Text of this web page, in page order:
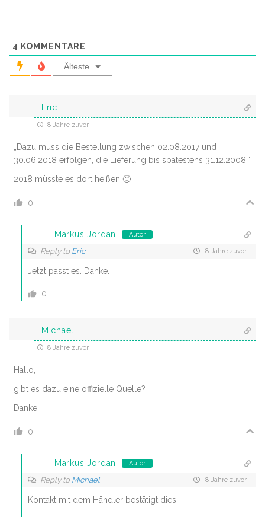
4 KOMMENTARE
Älteste
Eric
8 Jahre zuvor
„Dazu muss die Bestellung zwischen 02.08.2017 und
30.06.2018 erfolgen, die Lieferung bis spätestens 31.12.2008.“
2018 müsste es dort heißen 🙂
0
Markus Jordan Autor
Reply to Eric 8 Jahre zuvor
Jetzt passt es. Danke.
0
Michael
8 Jahre zuvor
Hallo,
gibt es dazu eine offizielle Quelle?
Danke
0
Markus Jordan Autor
Reply to Michael 8 Jahre zuvor
Kontakt mit dem Händler bestätigt dies.